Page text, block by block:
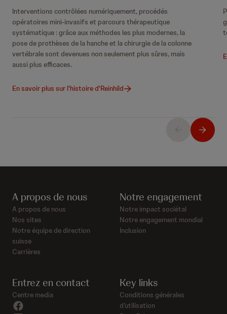
Interventions contrôlées numériquement, procédés
opératoires mini-invasifs et parcours thérapeutique
systématique : grâce aux méthodes les plus modernes, la
pose de prothèses de la hanche et la chirurgie de la colonne
vertébrale sont devenues non seulement plus sûres, mais
aussi plus efficaces.
En savoir plus sur l'histoire d'Reinhild
A propos de nous
A propos de nous
Nos sites
Notre équipe de direction
suisse
Carrières
Notre engagement
Notre impact sociétal
Notre engagement mondial
Inclusion
Entrez en contact
Centre media
Key links
Conditions générales
d’utilisation